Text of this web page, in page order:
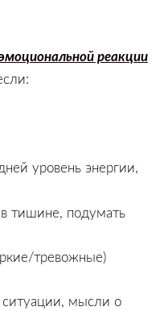
реакции
уровень энергии,
тишине, подумать⠀
тревожные)
мысли о